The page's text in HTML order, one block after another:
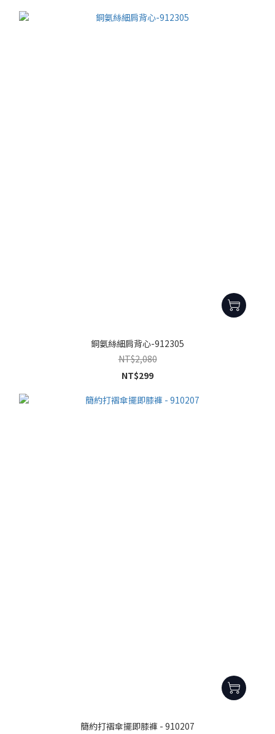
銅氨絲細肩背心-912305
NT$2,080
NT$299
簡約打褶傘擺即膝褲 - 910207